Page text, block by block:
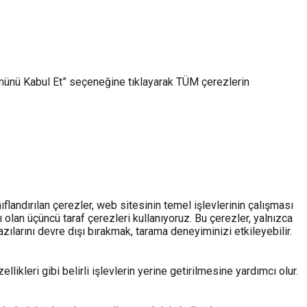
Kabul Et” seçeneğine tıklayarak TÜM çerezlerin
çerezler, web sitesinin temel işlevlerinin çalışması
olan üçüncü taraf çerezleri kullanıyoruz. Bu çerezler, yalnızca
devre dışı bırakmak, tarama deneyiminizi etkileyebilir.
gibi belirli işlevlerin yerine getirilmesine yardımcı olur.